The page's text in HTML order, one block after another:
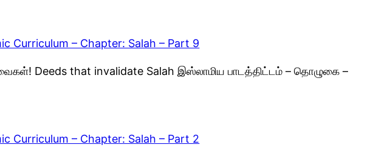
Curriculum – Chapter: Salah – Part 9
Deeds that invalidate Salah இஸ்லாமிய பாடத்திட்டம் – தொழுகை –
Curriculum – Chapter: Salah – Part 2